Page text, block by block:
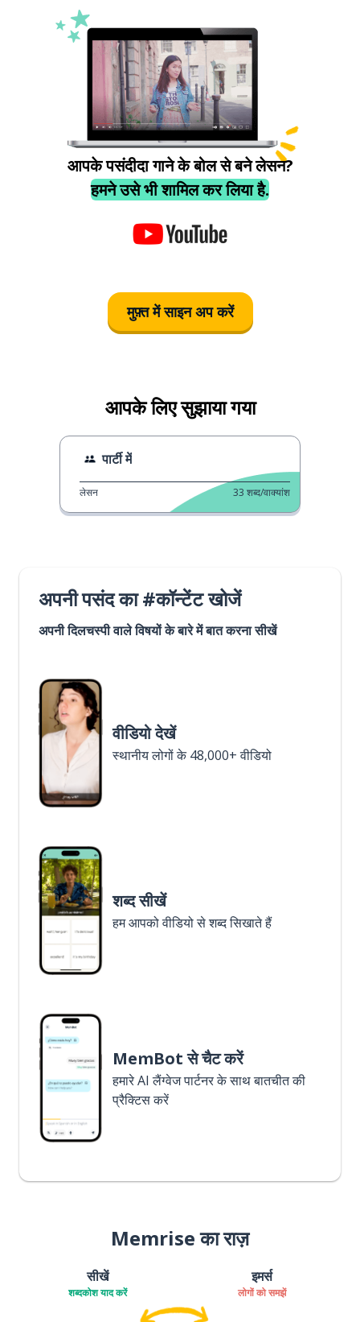
आपके पसंदीदा गाने के बोल से बने लेसन?
हमने उसे भी शामिल कर लिया है.
मुफ़्त में साइन अप करें
आपके लिए सुझाया गया
पार्टी में
लेसन 33 शब्द/वाक्यांश
अपनी पसंद का #कॉन्टेंट खोजें
अपनी दिलचस्पी वाले विषयों के बारे में बात करना सीखें
वीडियो देखें
स्थानीय लोगों के 48,000+ वीडियो
शब्द सीखें
हम आपको वीडियो से शब्द सिखाते हैं
MemBot से चैट करें
हमारे AI लैंग्वेज पार्टनर के साथ बातचीत की
प्रैक्टिस करें
Memrise का राज़
सीखें
शब्दकोश याद करें
इमर्स
लोगों को समझें